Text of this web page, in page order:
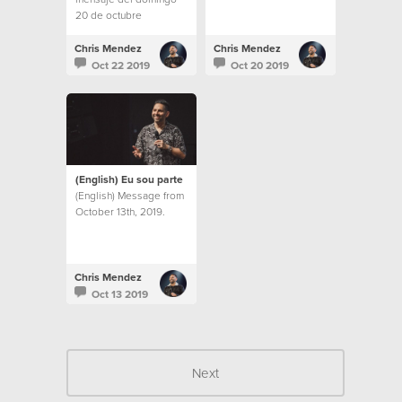
20 de octubre
Chris Mendez
Oct 22 2019
Chris Mendez
Oct 20 2019
(English) Eu sou parte
(English) Message from
October 13th, 2019.
Chris Mendez
Oct 13 2019
Next